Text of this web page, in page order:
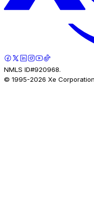
NMLS ID#920968.
© 1995-2026 Xe